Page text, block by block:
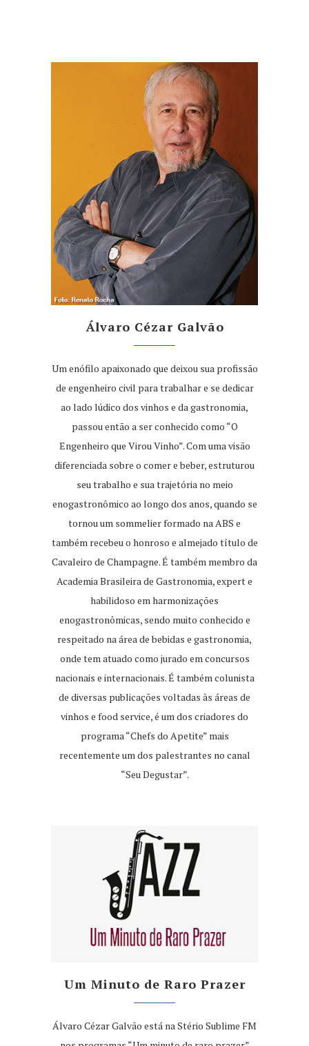
Álvaro Cézar Galvão
Um enófilo apaixonado que deixou sua profissão
de engenheiro civil para trabalhar e se dedicar
ao lado lúdico dos vinhos e da gastronomia,
passou então a ser conhecido como “O
Engenheiro que Virou Vinho”. Com uma visão
diferenciada sobre o comer e beber, estruturou
seu trabalho e sua trajetória no meio
enogastronômico ao longo dos anos, quando se
tornou um sommelier formado na ABS e
também recebeu o honroso e almejado título de
Cavaleiro de Champagne. É também membro da
Academia Brasileira de Gastronomia, expert e
habilidoso em harmonizações
enogastronômicas, sendo muito conhecido e
respeitado na área de bebidas e gastronomia,
onde tem atuado como jurado em concursos
nacionais e internacionais. É também colunista
de diversas publicações voltadas às áreas de
vinhos e food service, é um dos criadores do
programa “Chefs do Apetite” mais
recentemente um dos palestrantes no canal
“Seu Degustar”.
Um Minuto de Raro Prazer
Álvaro Cézar Galvão está na Stério Sublime FM